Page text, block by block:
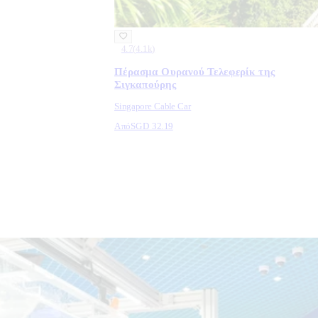
4.7( 4.1k )
Πέρασμα Ουρανού Τελεφερίκ της
Σιγκαπούρης
Singapore Cable Car
ΑπόSGD 32.19